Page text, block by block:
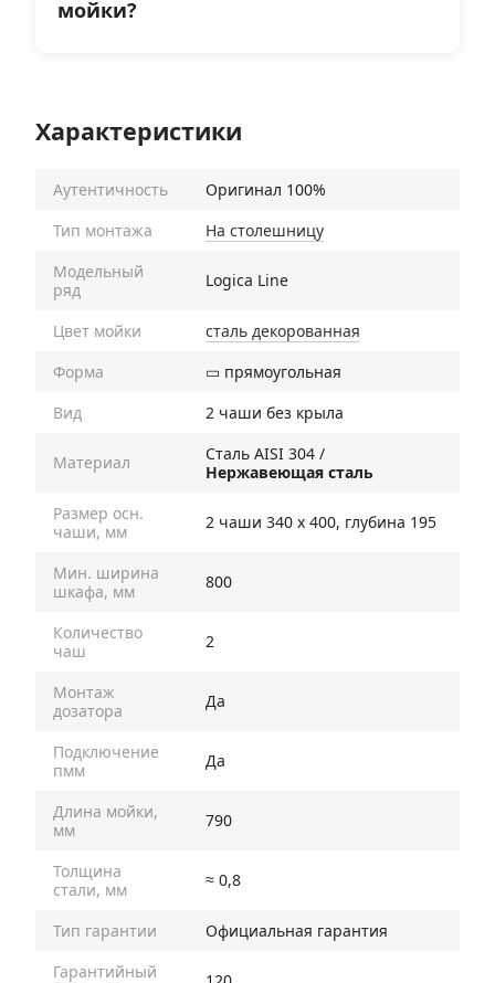
мойки?
Характеристики
Аутентичность
Оригинал 100%
Тип монтажа
На столешницу
Модельный
ряд
Logica Line
Цвет мойки
сталь декорованная
Форма
▭ прямоугольная
Вид
2 чаши без крыла
Материал
Cталь AISI 304 /
Нержавеющая сталь
Размер осн.
чаши, мм
2 чаши 340 х 400, глубина 195
Мин. ширина
шкафа, мм
800
Количество
чаш
2
Монтаж
дозатора
Да
Подключение
пмм
Да
Длина мойки,
мм
790
Толщина
стали, мм
≈ 0,8
Тип гарантии
Официальная гарантия
Гарантийный